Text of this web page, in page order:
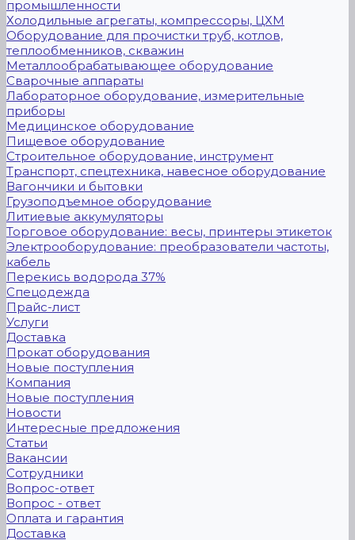
промышленности
Холодильные агрегаты, компрессоры, ЦХМ
Оборудование для прочистки труб, котлов,
теплообменников, скважин
Металлообрабатывающее оборудование
Сварочные аппараты
Лабораторное оборудование, измерительные
приборы
Медицинское оборудование
Пищевое оборудование
Строительное оборудование, инструмент
Транспорт, спецтехника, навесное оборудование
Вагончики и бытовки
Грузоподъемное оборудование
Литиевые аккумуляторы
Торговое оборудование: весы, принтеры этикеток
Электрооборудование: преобразователи частоты,
кабель
Перекись водорода 37%
Спецодежда
Прайс-лист
Услуги
Доставка
Прокат оборудования
Новые поступления
Компания
Новые поступления
Новости
Интересные предложения
Статьи
Вакансии
Сотрудники
Вопрос-ответ
Вопрос - ответ
Оплата и гарантия
Доставка